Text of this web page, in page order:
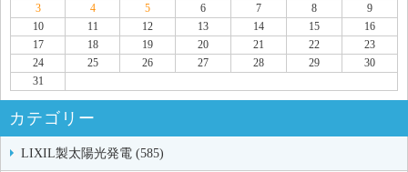
3
4 5 6 7 8
9
10
11 12 13 14 15
16
17
18 19 20 21 22
23
24
25 26 27 28 29
30
31
カテゴリー
LIXIL製太陽光発電 (585)